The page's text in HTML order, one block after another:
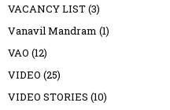
VACANCY LIST(3)
Vanavil Mandram (1)
VAO (12)
VIDEO (25)
VIDEO STORIES (10)